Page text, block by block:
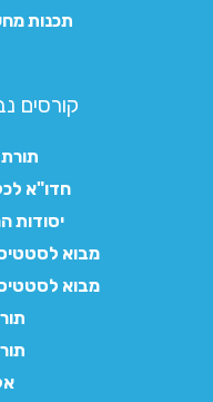
תכנות
קורסים
תורת
חדו"א
יסודות
מבוא
מבוא